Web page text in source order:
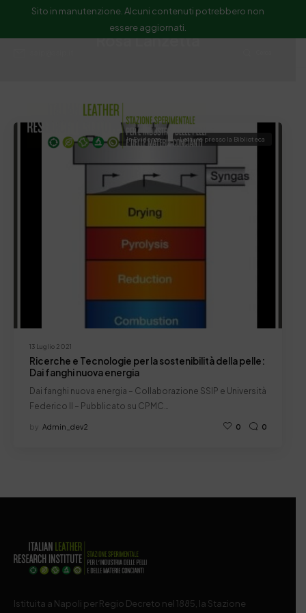
Sito in manutenzione. Alcuni contenuti potrebbero non
essere aggiornati.
Rosa Lanzetta
13 Luglio 2021
In Evidenza Letture presso la Biblioteca
Ricerche e Tecnologie per la sostenibilità della pelle:
Dai fanghi nuova energia
Dai fanghi nuova energia – Collaborazione SSIP e Università
Federico II – Pubblicato su CPMC…
by Admin_dev2 0 0
Istituita a Napoli per Regio Decreto nel 1885, la Stazione